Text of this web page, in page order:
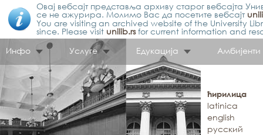
Овај вебсајт представља архиву старог вебсајта
се не ажурира. Молимо Вас да посетите вебсајт
You are visiting an archived website of the University
since. Please visit unilib.rsfor current information and
Инфо
Услуге Едукација Амбијенти
ћирилица
latinica
english
русский